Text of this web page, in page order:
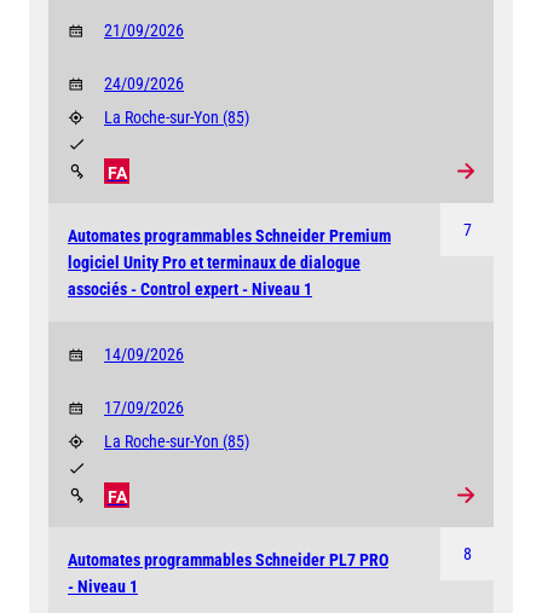
21/09/2026
24/09/2026
La Roche-sur-Yon (85)
FA
7
Automates programmables Schneider Premium
logiciel Unity Pro et terminaux de dialogue
associés - Control expert - Niveau 1
14/09/2026
17/09/2026
La Roche-sur-Yon (85)
FA
8
Automates programmables Schneider PL7 PRO
- Niveau 1